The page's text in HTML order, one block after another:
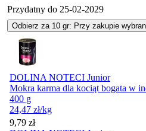
Przydatny do 25-02-2029
Odbierz za 10 gr: Przy zakupie
DOLINA NOTECI Junior
Mokra karma dla kociąt bogata w
400 g
24,47 zł/kg
Cena
9,79 zł